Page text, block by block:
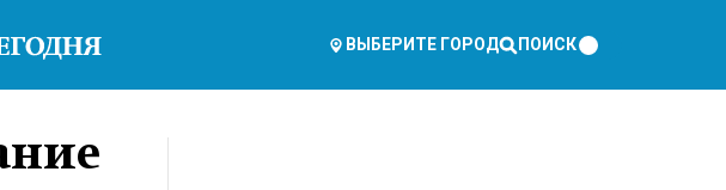
ВЫБЕРИТЕ ГОРОД ПОИСК